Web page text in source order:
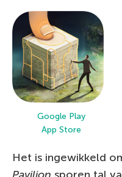
Google Play
App Store
Het is ingewikkeld
Pavilion sporen tal